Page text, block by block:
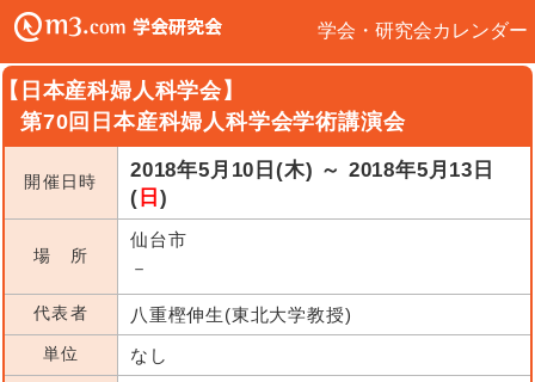
学会・研究会カレンダー
日本産科婦人科学会】
第70回日本産科婦人科学会学術講演会
開催日時
2018年5月10日(木) ～ 2018年5月13日
( 日 )
場 所
仙台市
－
代表者 八重樫伸生(東北大学教授)
単位 なし